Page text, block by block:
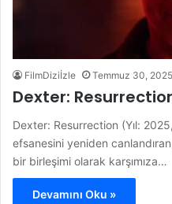
FilmDiziİzle Temmuz 30, 2025
Dexter:
Dexter: Resurrection (Yıl:
efsanesini yeniden
bir birleşimi olarak karşımıza…
Devamını Oku »